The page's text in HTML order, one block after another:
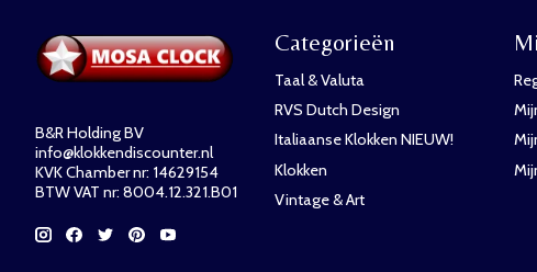
B&R Holding BV
info@klokkendiscounter.nl
KVK Chamber nr: 14629154
BTW VAT nr: 8004.12.321.B01
Categorieën
Taal & Valuta
RVS Dutch Design
Italiaanse Klokken NIEUW!
Klokken
Vintage & Art